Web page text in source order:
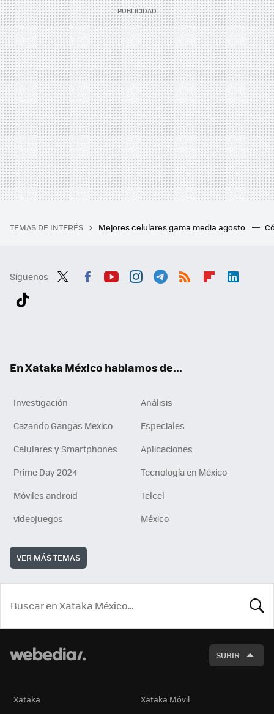
TEMAS DE INTERÉS Mejores celulares gama media agosto
Síguenos
En Xataka México hablamos de...
Investigación
Análisis
Cazando Gangas Mexico
Especiales
Celulares y Smartphones
Aplicaciones
Prime Day 2024
Tecnología en México
Móviles android
Telcel
videojuegos
México
VER MÁS TEMAS
SUBIR
Xataka Xataka Móvil